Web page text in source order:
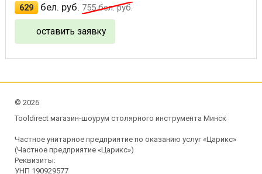
629
бел. руб. 755бел. руб.
оставить заявку
© 2026
Tooldirect магазин-шоурум столярного инструмента Минск
Частное унитарное предприятие по оказанию услуг «Царикс»
(Частное предприятие «Царикс»)
Реквизиты:
УНП 190929577